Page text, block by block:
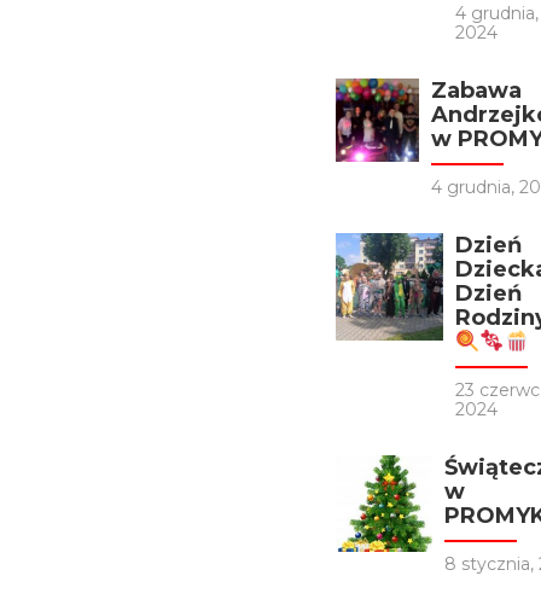
4 grudnia,
2024
Zabawa
w
4 grudnia,
Dzień
Dzień
23
2024
w
8 stycznia,